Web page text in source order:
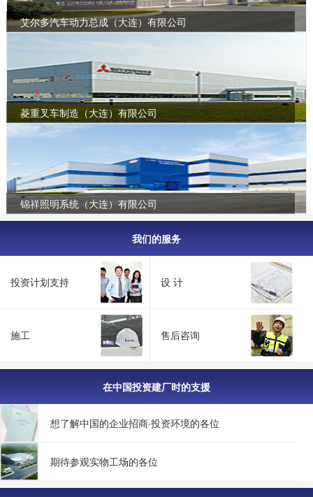
艾尔多汽车动力总成（大连）有限公司
菱重叉车制造（大连）有限公司
锦祥照明系统（大连）有限公司
我们的服务
投资计划支持 设 计
施工 售后咨询
在中国投资建厂时的支援
想了解中国的企业招商·投资环境的各位
期待参观实物工场的各位